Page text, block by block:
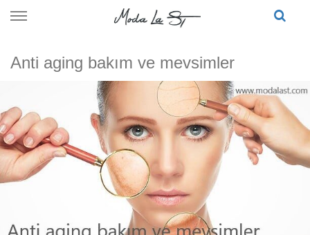
to
Anti aging bakım ve mevsimler